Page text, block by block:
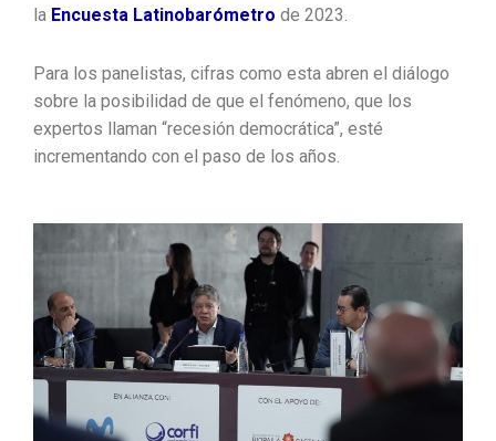
la Encuesta Latinobarómetro de 2023.
Para los panelistas, cifras como esta abren el diálogo
sobre la posibilidad de que el fenómeno, que los
expertos llaman “recesión democrática”, esté
incrementando con el paso de los años.